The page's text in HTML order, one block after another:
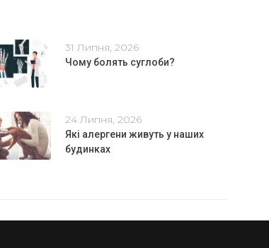
31 Липня, 2026
Чому болять суглоби?
24 Липня, 2026
Які алергени живуть у наших
будинках